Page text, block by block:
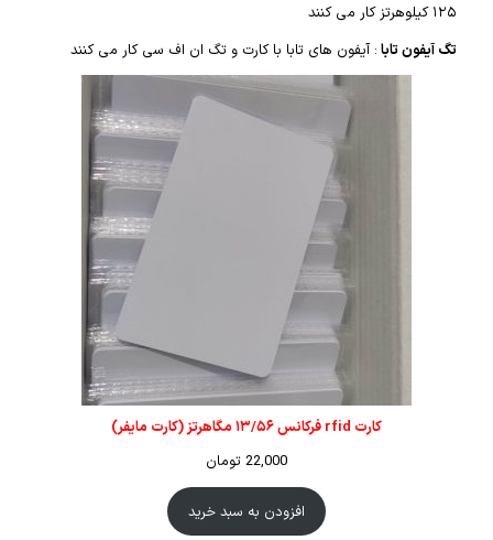
۱۲۵ کیلوهرتز کار می کنند
تگ آیفون تابا : آیفون های تابا با کارت و تگ ان اف سی کار می کنند
کارت rfid فرکانس ۱۳/۵۶ مگاهرتز (کارت مایفر)
22,000 تومان
افزودن به سبد خرید